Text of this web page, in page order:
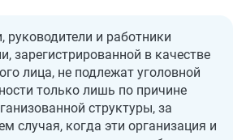
руководители и работники
зарегистрированной в качестве
лица, не подлежат уголовной
только лишь по причине
структуры, за
случая, когда эти организация и